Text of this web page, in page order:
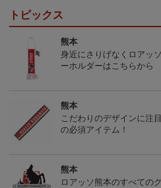
トピックス
熊本
身近にさりげなくロアッ
ーホルダーはこちらから
熊本
こだわりのデザインに注
の必須アイテム！
熊本
ロアッソ熊本のすべての